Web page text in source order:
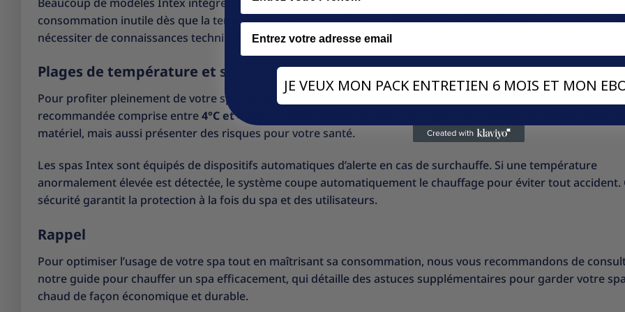
consommation inutile dès que la température programmée est stable. Cette interface simple facilite le
nécessiter de connaissances techniques.
Plages de température et sécurité
Pour profiter pleinement de votre spa en toute sécurité, la température doit être maintenue dans une plage
recommandée comprise entre4°C et 40°C
matériel, mais aussi présenter des risques pour votre santé.
Les spas Intex sont équipés de dispositifs automatiques d’alerte en cas de surchauffe. Si une température
anormalement élevée est détectée, le système coupe automatiquement le chauffage pour éviter tout accident.
sécurité garantit la protection à la fois du spa et des utilisateurs.
Rappel
Pour optimiser l’usage de votre spa tout en maîtrisant sa consommation, nous vous recommandons de
notre guide pour chauffer un spa efficacement, qui détaille des astuces supplémentaires pour garder votre
chaud de façon économique et durable.
Email
JE VEUX MON PACK ENTRETIEN 6 MOIS ET MON